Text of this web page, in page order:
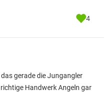
4
gerade die Jungangler
Handwerk Angeln gar